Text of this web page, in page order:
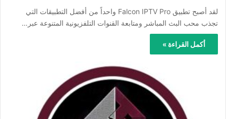
لقد أصبح تطبيق Falcon IPTV Pro واحداً من أفضل التطبيقات التي
تجذب محب البث المباشر ومتابعة القنوات التلفزيونية المتنوعة عبر…
أكمل القراءة »